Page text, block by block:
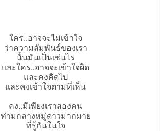
ใคร..อาจจะไม่เข้าใจ
ว่าความสัมพันธ์ของเรา
นั้นมันเป็นเช่นไร
และใคร..อาจจะเข้าใจผิด
และคงคิดไป
และคงเข้าใจตามที่เห็น
คง..มีเพียงเราสองคน
ท่ามกลางหมู่ดาวมากมาย
ที่รู้กันในใจ